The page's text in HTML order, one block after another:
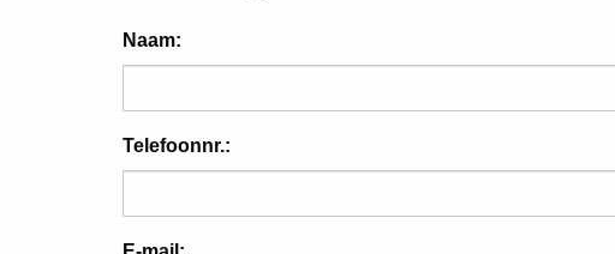
Naam:
Telefoonnr.: